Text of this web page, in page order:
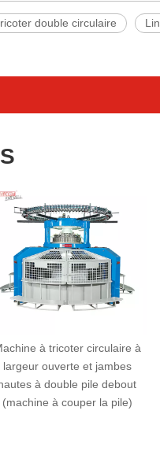
double circulaire
à tricoter circulaire à
ouverte et jambes
à double pile debout
à couper la pile)